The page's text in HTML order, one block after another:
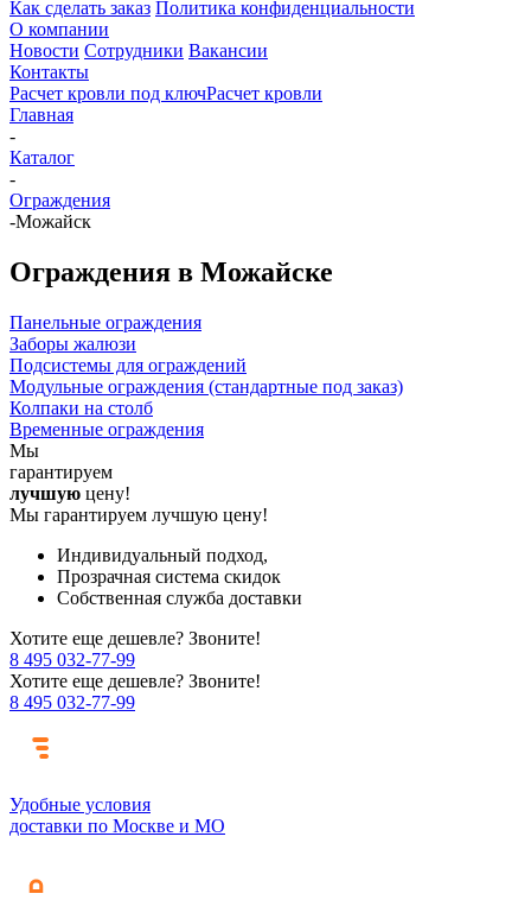
Как сделать заказ Политика конфиденциальности
О компании
Новости Сотрудники Вакансии
Контакты
Расчет кровли под ключРасчет кровли
Главная
-
Каталог
-
Ограждения
-Можайск
Ограждения в Можайске
Панельные ограждения
Заборы жалюзи
Подсистемы для ограждений
Модульные ограждения (стандартные под заказ)
Колпаки на столб
Временные ограждения
Мы
гарантируем
лучшую цену!
Мы гарантируем лучшую цену!
Индивидуальный подход,
Прозрачная система скидок
Собственная служба доставки
Хотите еще дешевле? Звоните!
8 495 032-77-99
Хотите еще дешевле? Звоните!
8 495 032-77-99
Удобные условия
доставки по Москве и МО